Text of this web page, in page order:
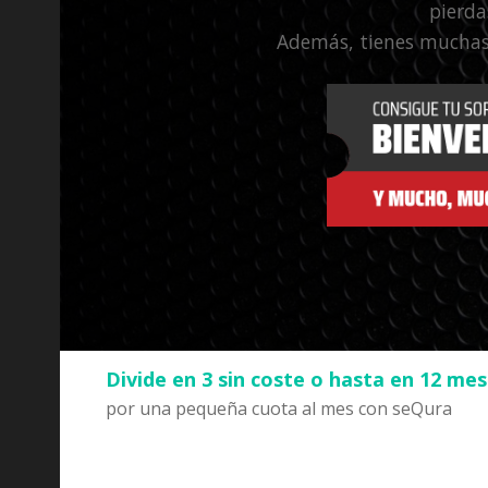
Además, tienes
Divide en 3 sin coste o hasta en 12
por una pequeña cuota al mes con seQura